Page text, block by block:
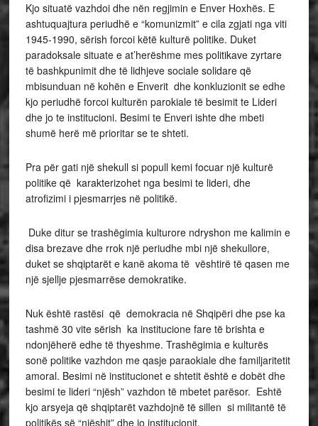
Kjo situatë vazhdoi dhe nën regjimin e Enver Hoxhës. E
ashtuquajtura periudhë e “komunizmit” e cila zgjati nga viti
1945-1990, sërish forcoi këtë kulturë politike. Duket
paradoksale situate e at’herëshme mes politikave zyrtare
të bashkpunimit dhe të lidhjeve sociale solidare që
mbisunduan në kohën e Enverit dhe konkluzionit se edhe
kjo periudhë forcoi kulturën parokiale të besimit te Lideri
dhe jo te institucioni. Besimi te Enveri ishte dhe mbeti
shumë herë më prioritar se te shteti.
Pra për gati një shekull si popull kemi focuar një kulturë
politike që karakterizohet nga besimi te lideri, dhe
atrofizimi i pjesmarrjes në politikë.
Duke ditur se trashëgimia kulturore ndryshon me kalimin e
disa brezave dhe rrok një periudhe mbi një shekullore,
duket se shqiptarët e kanë akoma të vështirë të qasen me
një sjellje pjesmarrëse demokratike.
Nuk është rastësi që demokracia në Shqipëri dhe pse ka
tashmë 30 vite sërish ka institucione fare të brishta e
ndonjëherë edhe të thyeshme. Trashëgimia e kulturës
sonë politike vazhdon me qasje paraokiale dhe familjaritetit
amoral. Besimi në institucionet e shtetit është e dobët dhe
besimi te lideri “njësh” vazhdon të mbetet parësor. Eshtë
kjo arsyeja që shqiptarët vazhdojnë të sillen si militantë të
politikës së “njëshit” dhe jo institucionit.